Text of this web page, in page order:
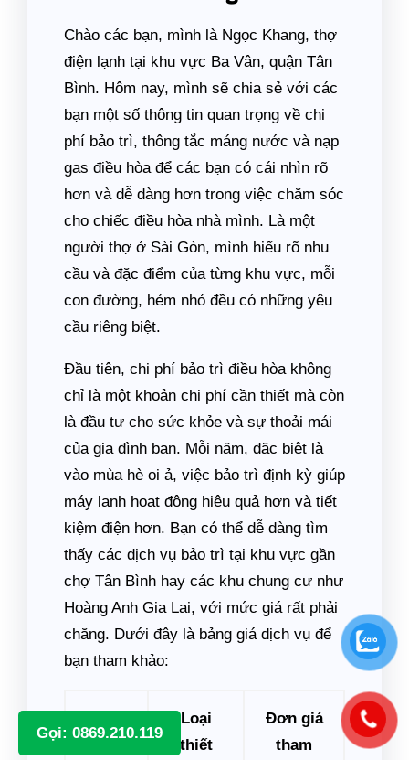
Gọi: 0869.210.119
Chào các bạn, mình là Ngọc Khang, thợ
điện lạnh tại khu vực Ba Vân, quận Tân
Bình. Hôm nay, mình sẽ chia sẻ với các
bạn một số thông tin quan trọng về chi
phí bảo trì, thông tắc máng nước và nạp
gas điều hòa để các bạn có cái nhìn rõ
hơn và dễ dàng hơn trong việc chăm sóc
cho chiếc điều hòa nhà mình. Là một
người thợ ở Sài Gòn, mình hiểu rõ nhu
cầu và đặc điểm của từng khu vực, mỗi
con đường, hẻm nhỏ đều có những yêu
cầu riêng biệt.
Đầu tiên, chi phí bảo trì điều hòa không
chỉ là một khoản chi phí cần thiết mà còn
là đầu tư cho sức khỏe và sự thoải mái
của gia đình bạn. Mỗi năm, đặc biệt là
vào mùa hè oi ả, việc bảo trì định kỳ giúp
máy lạnh hoạt động hiệu quả hơn và tiết
kiệm điện hơn. Bạn có thể dễ dàng tìm
thấy các dịch vụ bảo trì tại khu vực gần
chợ Tân Bình hay các khu chung cư như
Hoàng Anh Gia Lai, với mức giá rất phải
chăng. Dưới đây là bảng giá dịch vụ để
bạn tham khảo:
Loại
thiết
Đơn giá
tham